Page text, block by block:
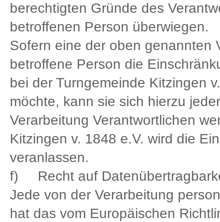
berechtigten Gründe des
betroffenen Person überwiegen.
Sofern eine der oben genannten
betroffene Person die
bei der Turngemeinde Kitzingen
möchte, kann sie sich hierzu
Verarbeitung Verantwortlichen
Kitzingen v. 1848 e.V. wird die
veranlassen.
f) Recht auf
Jede von der Verarbeitung
hat das vom Europäischen